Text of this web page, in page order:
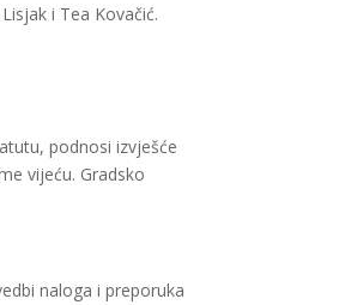
i Tea Kovačić.
podnosi izvješće
vijeću. Gradsko
naloga i preporuka